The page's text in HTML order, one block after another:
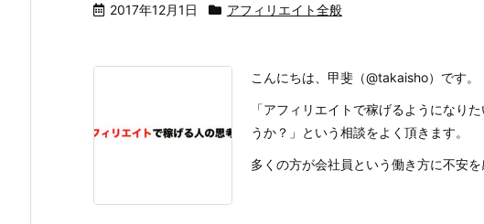
2017年12月1日 アフィリエイト全般
こんにちは、甲斐（@takaisho）です。
「アフィリエイトで稼げるようになり
うか？」という相談をよく頂きます。
多くの方が会社員という働き方に不安